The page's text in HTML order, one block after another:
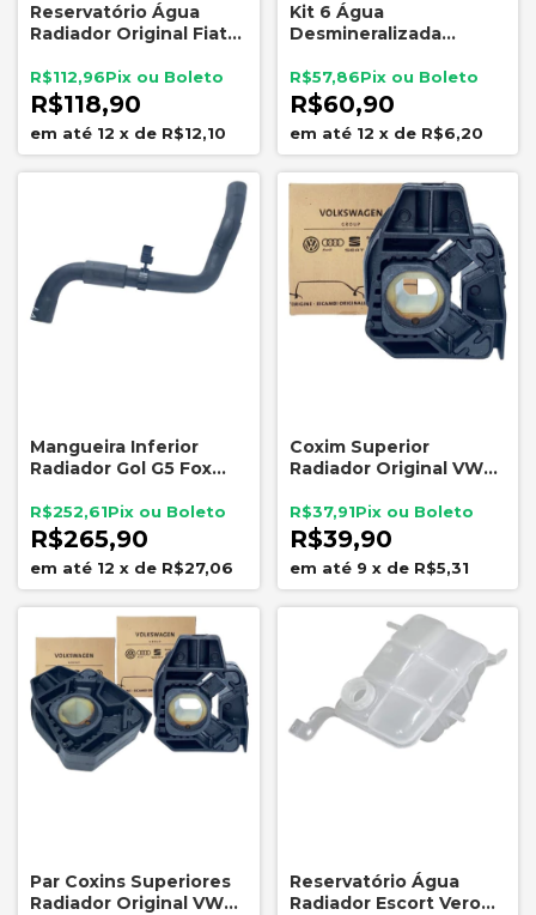
Reservatório Água
Radiador Original Fiat
52223895
R$118,90
R$112,96
12 x de R$12,10
Kit 6 Água
Desmineralizada
Bateria
R$60,90
R$57,86
12 x de R$6,20
Mangueira Inferior
Radiador Gol G5 Fox
5U0122051L
R$265,90
R$252,61
12 x de R$27,06
Coxim Superior
Radiador Original VW
6Q0121367A
R$39,90
R$37,91
9 x de R$5,31
Par Coxins Superiores
Radiador Original VW
Reservatório Água
Radiador Escort Verona